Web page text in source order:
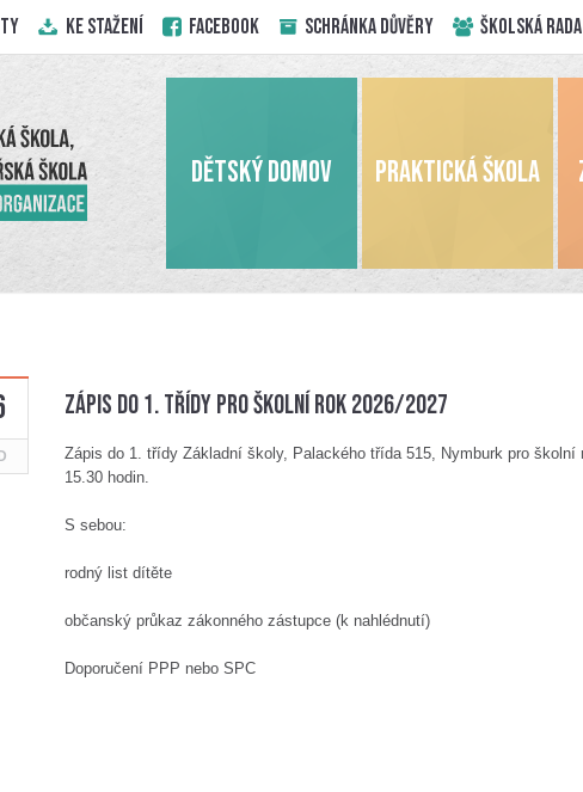
KE STAŽENÍ Facebook Schránka důvěry ŠKOLSKÁ RADA
DĚTSKÝ DOMOV PRAKTICKÁ ŠKOLA
Zápis do 1. třídy pro školní rok 2026/2027
Zápis do 1. třídy Základní školy, Palackého třída 515, Nymburk pro školní
15.30 hodin.
S sebou:
rodný list dítěte
občanský průkaz zákonného zástupce (k nahlédnutí)
Doporučení PPP nebo SPC